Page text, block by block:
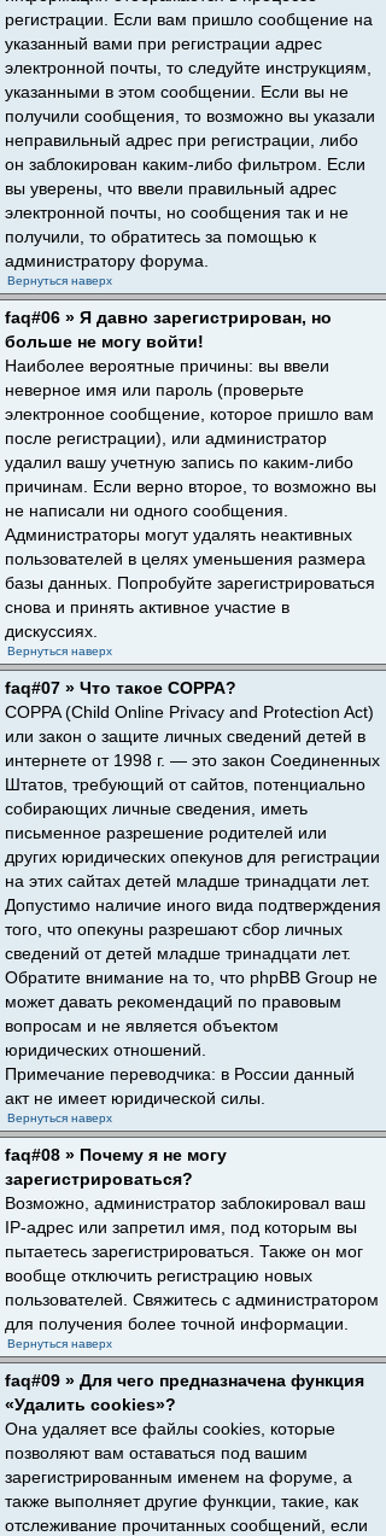
регистрации. Если вам пришло сообщение на
указанный вами при регистрации адрес
электронной почты, то следуйте инструкциям,
указанными в этом сообщении. Если вы не
получили сообщения, то возможно вы указали
неправильный адрес при регистрации, либо
он заблокирован каким-либо фильтром. Если
вы уверены, что ввели правильный адрес
электронной почты, но сообщения так и не
получили, то обратитесь за помощью к
администратору форума.
Вернуться наверх
faq#06 » Я давно зарегистрирован, но
больше не могу войти!
Наиболее вероятные причины: вы ввели
неверное имя или пароль (проверьте
электронное сообщение, которое пришло вам
после регистрации), или администратор
удалил вашу учетную запись по каким-либо
причинам. Если верно второе, то возможно вы
не написали ни одного сообщения.
Администраторы могут удалять неактивных
пользователей в целях уменьшения размера
базы данных. Попробуйте зарегистрироваться
снова и принять активное участие в
дискуссиях.
Вернуться наверх
faq#07 » Что такое COPPA?
COPPA (Child Online Privacy and Protection Act)
или закон о защите личных сведений детей в
интернете от 1998 г. — это закон Соединенных
Штатов, требующий от сайтов, потенциально
собирающих личные сведения, иметь
письменное разрешение родителей или
других юридических опекунов для регистрации
на этих сайтах детей младше тринадцати лет.
Допустимо наличие иного вида подтверждения
того, что опекуны разрешают сбор личных
сведений от детей младше тринадцати лет.
Обратите внимание на то, что phpBB Group не
может давать рекомендаций по правовым
вопросам и не является объектом
юридических отношений.
Примечание переводчика: в России данный
акт не имеет юридической силы.
Вернуться наверх
faq#08 » Почему я не могу
зарегистрироваться?
Возможно, администратор заблокировал ваш
IP-адрес или запретил имя, под которым вы
пытаетесь зарегистрироваться. Также он мог
вообще отключить регистрацию новых
пользователей. Свяжитесь с администратором
для получения более точной информации.
Вернуться наверх
faq#09 » Для чего предназначена функция
«Удалить cookies»?
Она удаляет все файлы cookies, которые
позволяют вам оставаться под вашим
зарегистрированным именем на форуме, а
также выполняет другие функции, такие, как
отслеживание прочитанных сообщений, если